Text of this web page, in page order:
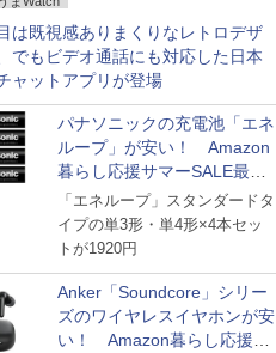
は既視感ありまくりなレトロデザ
でもビデオ通話にも対応した日本
ャットアプリが登場
パナソニックの充電池「エネ
ループ」が安い！ Amazon
暮らし応援サマーSALE最終
日
「エネループ」スタンダードタ
イプの単3形・単4形×4本セッ
トが1920円
Anker「Soundcore」シリー
ズのワイヤレスイヤホンが安
い！ Amazon暮らし応援サ